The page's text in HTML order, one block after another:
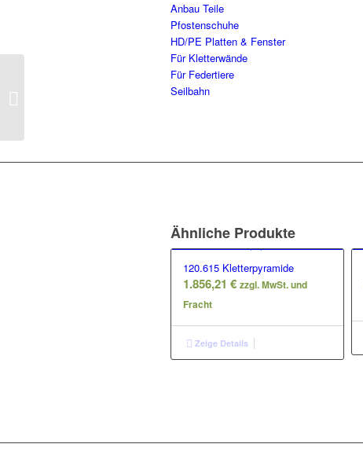
Anbau Teile
Pfostenschuhe
HD/PE Platten & Fenster
Für Kletterwände
Für Federtiere
Seilbahn
Ähnliche Produkte
120.615 Kletterpyramide
1.856,21 € zzgl. MwSt. und
Fracht
Zeige Details